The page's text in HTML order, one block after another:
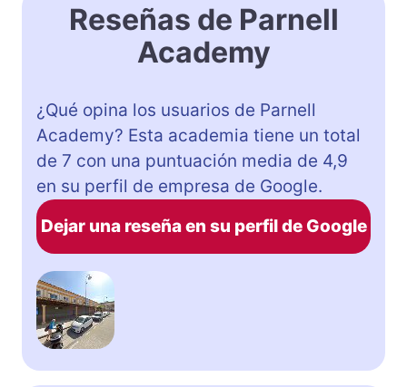
Reseñas de Parnell
Academy
¿Qué opina los usuarios de Parnell
Academy? Esta academia tiene un total
de 7 con una puntuación media de 4,9
en su perfil de empresa de Google.
Dejar una reseña en su perfil de Google